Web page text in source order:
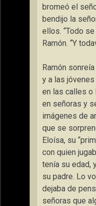
bromeó el
bendijo la
ellos. “Todo
Ramón. “Y
Ramón
y a las
en las calles o
en señoras y
imágenes de
que se
Eloísa, su
con quien
tenía su edad,
su padre. Lo
dejaba de
señoras que